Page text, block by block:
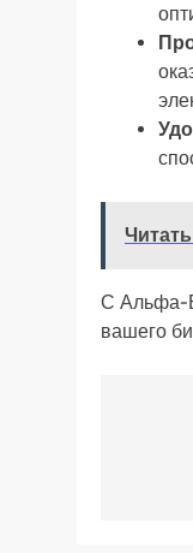
С Альфа-
вашего